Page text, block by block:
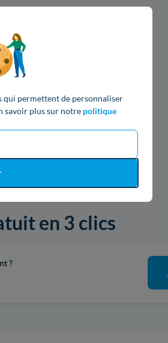
qui permettent de personnaliser
savoir plus sur notre politique
en 3 clics
?